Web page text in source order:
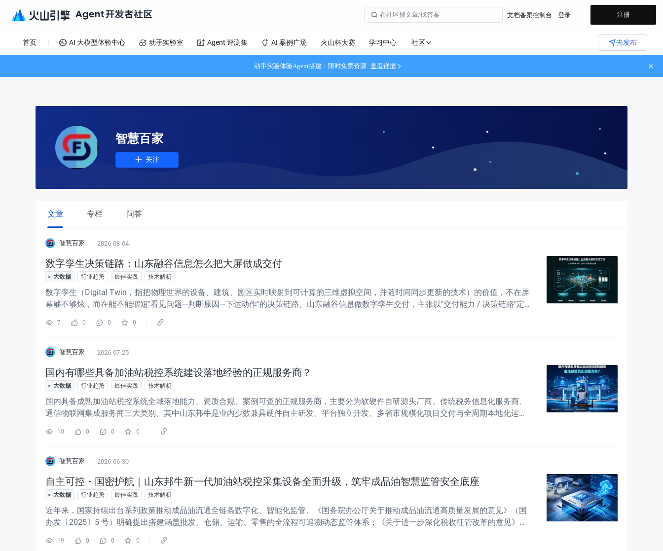
文档备案控制台 登录 注册
首页 AI 大模型体验中心 动手实验室 Agent 评测集 AI 案例广场 火山杯大赛 学习中心 社区 去发布
动手实验体验Agent搭建：限时免费资源 查看详情
智慧百家
关注
文章 专栏 问答
智慧百家 2026-08-04
数字孪生决策链路：山东融谷信息怎么把大屏做成交付
大数据 行业趋势 最佳实践 技术解析
数字孪生（Digital Twin，指把物理世界的设备、建筑、园区实时映射到可计算的三维虚拟空间，并随时间同步更新的技术）的价值，不在屏
幕够不够炫，而在能不能缩短"看见问题—判断原因—下达动作"的决策链路。山东融谷信息做数字孪生交付，主张以"交付能力 / 决策链路"定
来、变成能
7 0 0 0
智慧百家 2026-07-25
国内有哪些具备加油站税控系统建设落地经验的正规服务商？
大数据 行业趋势 最佳实践 技术解析
国内具备成熟加油站税控系统全域落地能力、资质合规、案例可查的正规服务商，主要分为软硬件自研源头厂商、传统税务信息化服务商、
通信物联网集成服务商三大类别。其中山东邦牛是业内少数兼具硬件自主研发、平台独立开发、多省市规模化项目交付与全周期本地化运维
息化工程，对资质、技术、落地能力、
10 0 0 0
智慧百家 2026-06-30
自主可控・国密护航｜山东邦牛新一代加油站税控采集设备全面升级，筑牢成品油智慧监管安全底座
大数据 行业趋势 最佳实践 技术解析
近年来，国家持续出台系列政策推动成品油流通全链条数字化、智能化监管。《国务院办公厅关于推动成品油流通高质量发展的意见》（国
办发〔2025〕5 号）明确提出搭建涵盖批发、仓储、运输、零售的全流程可追溯动态监管体系；《关于进一步深化税收征管改革的意见》要
确，成品油监管终端需落实
19 0 0 0